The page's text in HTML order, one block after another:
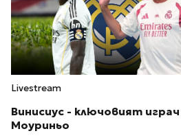
Livestream
Винисиус - ключовият
Моуриньо